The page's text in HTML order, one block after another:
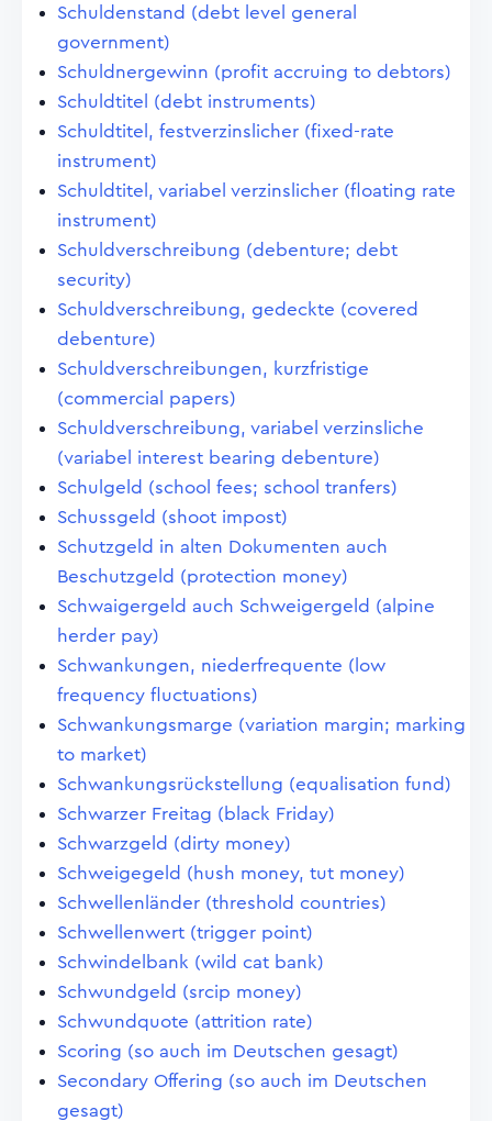
Schuldenstand (debt level general
government)
Schuldnergewinn (profit accruing to debtors)
Schuldtitel (debt instruments)
Schuldtitel, festverzinslicher (fixed-rate
instrument)
Schuldtitel, variabel verzinslicher (floating rate
instrument)
Schuldverschreibung (debenture; debt
security)
Schuldverschreibung, gedeckte (covered
debenture)
Schuldverschreibungen, kurzfristige
(commercial papers)
Schuldverschreibung, variabel verzinsliche
(variabel interest bearing debenture)
Schulgeld (school fees; school tranfers)
Schussgeld (shoot impost)
Schutzgeld in alten Dokumenten auch
Beschutzgeld (protection money)
Schwaigergeld auch Schweigergeld (alpine
herder pay)
Schwankungen, niederfrequente (low
frequency fluctuations)
Schwankungsmarge (variation margin; marking
to market)
Schwankungsrückstellung (equalisation fund)
Schwarzer Freitag (black Friday)
Schwarzgeld (dirty money)
Schweigegeld (hush money, tut money)
Schwellenländer (threshold countries)
Schwellenwert (trigger point)
Schwindelbank (wild cat bank)
Schwundgeld (srcip money)
Schwundquote (attrition rate)
Scoring (so auch im Deutschen gesagt)
Secondary Offering (so auch im Deutschen
gesagt)